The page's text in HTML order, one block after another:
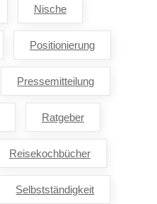
Nische
Positionierung
Pressemitteilung
Ratgeber
Reisekochbücher
Selbstständigkeit